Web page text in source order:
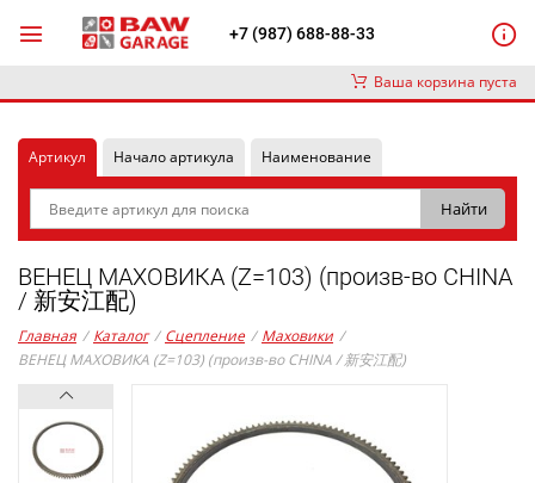
+7 (987) 688-88-33
Ваша корзина пуста
Артикул Начало артикула Наименование
ВЕНЕЦ МАХОВИКА (Z=103) (произв-во CHINA
/ 新安江配)
Главная / Каталог / Сцепление / Маховики /
ВЕНЕЦ МАХОВИКА (Z=103) (произв-во CHINA / 新安江配)